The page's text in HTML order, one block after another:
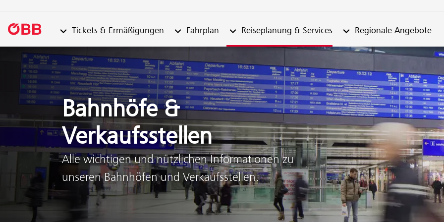
Zum Inhalt springen (Alt + 0)
Zum Menü springen (Alt + 1)
Untermenü von "Tickets & Ermäßigungen"
Tickets & Ermäßigungen Untermenü von "Fahrplan"
Fahrplan Untermenü von "Reiseplanung & Services"
Reiseplanung & Services Untermenü von "Regionale
Regionale Angebote
Bahnhöfe &
Verkaufsstellen
Alle wichtigen und nützlichen Informationen zu
unseren Bahnhöfen und Verkaufsstellen.